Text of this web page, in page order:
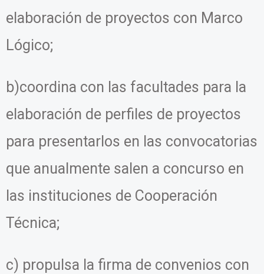
elaboración de proyectos con Marco
Lógico;
b)coordina con las facultades para la
elaboración de perfiles de proyectos
para presentarlos en las convocatorias
que anualmente salen a concurso en
las instituciones de Cooperación
Técnica;
c) propulsa la firma de convenios con